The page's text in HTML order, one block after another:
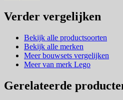
Verder vergelijken
Bekijk alle productsoorten
Bekijk alle merken
Meer bouwsets vergelijken
Meer van merk Lego
Gerelateerde